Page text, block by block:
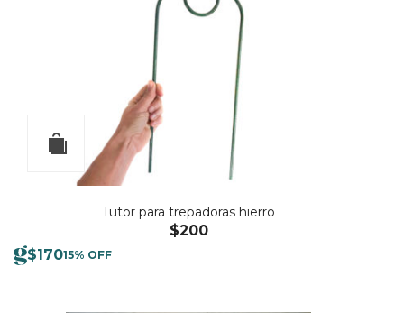
Tutor para trepadoras hierro
$200
$17015% OFF